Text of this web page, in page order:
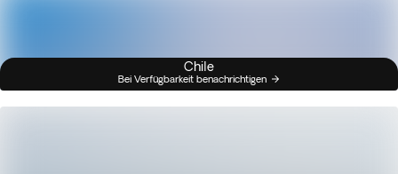
Chile
Bei Verfügbarkeit benachrichtigen